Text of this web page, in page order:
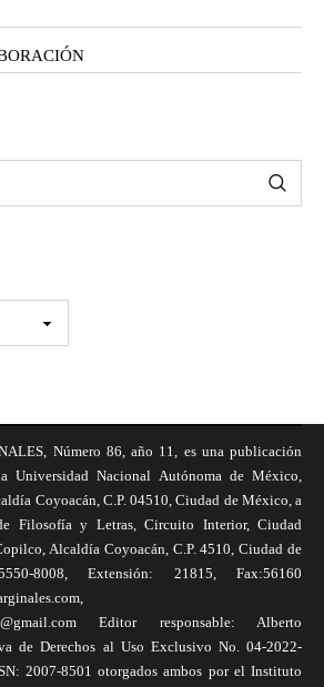
Número 86, año 11, es una publicación
Universidad Nacional Autónoma de México,
Coyoacán, C.P. 04510, Ciudad de México, a
Filosofía y Letras, Circuito Interior, Ciudad
Alcaldía Coyoacán, C.P. 4510, Ciudad de
8008, Extensión: 21815, Fax:56160
Editor responsable: Alberto
de Derechos al Uso Exclusivo No. 04-2022-
2007-8501 otorgados ambos por el Instituto